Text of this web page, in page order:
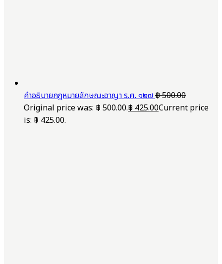
คำอธิบายกฎหมายลักษณะอาญา ร.ศ. ๑๒๗฿500.00
Original price was: ฿ 500.00.฿425.00Current price
is: ฿ 425.00.